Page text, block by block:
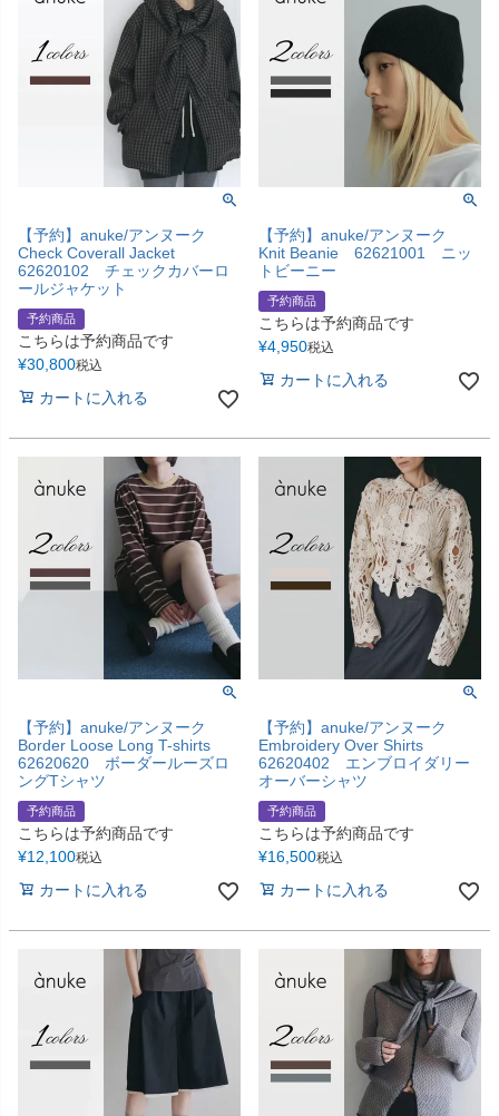
【予約】anuke/アンヌーク
Check Coverall Jacket
62620102 チェックカバーロ
ールジャケット
予約商品
こちらは予約商品です
¥30,800税込
カートに入れる
【予約】anuke/アンヌーク
Knit Beanie 62621001 ニッ
トビーニー
予約商品
こちらは予約商品です
¥4,950税込
カートに入れる
【予約】anuke/アンヌーク
Border Loose Long T-shirts
62620620 ボーダールーズロ
ングTシャツ
予約商品
こちらは予約商品です
¥12,100税込
カートに入れる
【予約】anuke/アンヌーク
Embroidery Over Shirts
62620402 エンブロイダリー
オーバーシャツ
予約商品
こちらは予約商品です
¥16,500税込
カートに入れる